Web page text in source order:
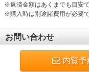
※返済金額はあくまでも目安で
※購入時は別途諸費用が必要で
お問い合わせ
内覧予